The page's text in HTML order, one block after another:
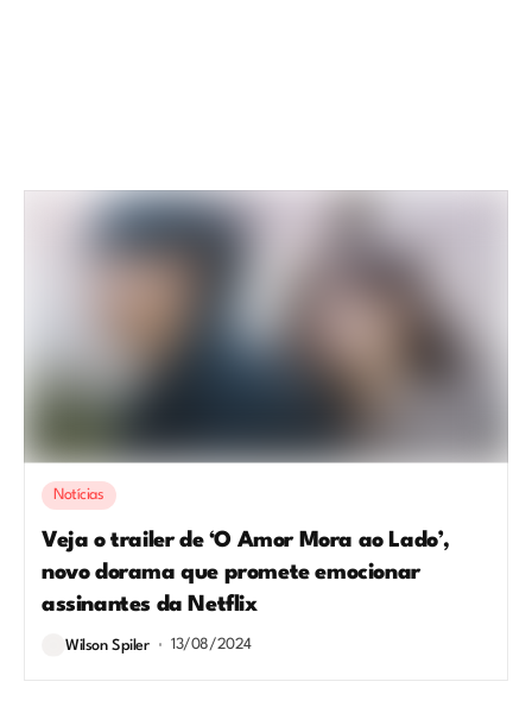
Notícias
Veja o trailer de ‘O Amor Mora ao Lado’,
novo dorama que promete emocionar
assinantes da Netflix
Wilson Spiler 13/08/2024